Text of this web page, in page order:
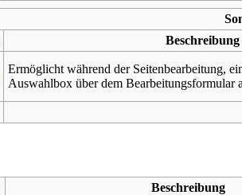
Beschreibung
Ermöglicht während der Seitenbearbeitung,
Auswahlbox über dem Bearbeitungsformular
Beschreibung